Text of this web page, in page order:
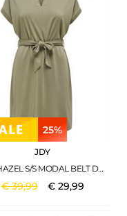
25%
JDY
JDYHAZEL S/S MODAL BELT DRESS JRS MERMAID
€39,99 € 29,99